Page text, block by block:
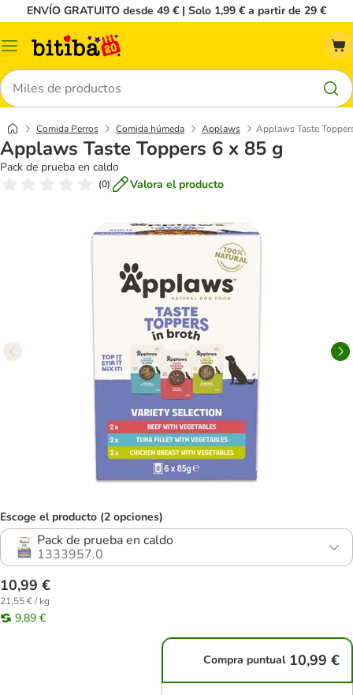
ENVÍO GRATUITO desde 49 € | Solo 1,99 € a partir de 29 €
Menú
Buscar
Comida Perros Comida húmeda Applaws Applaws Taste
Applaws Taste Toppers 6 x 85 g
Pack de prueba en caldo
(0) Valora el producto
Escoge el producto (2 opciones)
Pack de prueba en caldo
1333957.0
10,99 €
21,55 € / kg
9,89 €
Compra puntual 10,99 €